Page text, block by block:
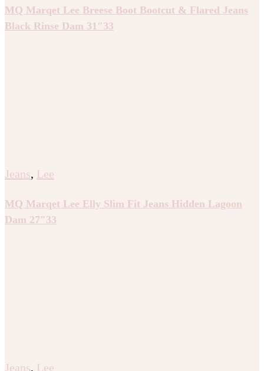
MQ Marqet Lee Breese Boot Bootcut & Flared Jeans
Black Rinse Dam 31″33
Jeans, Lee
MQ Marqet Lee Elly Slim Fit Jeans Hidden Lagoon
Dam 27″33
Jeans, Lee